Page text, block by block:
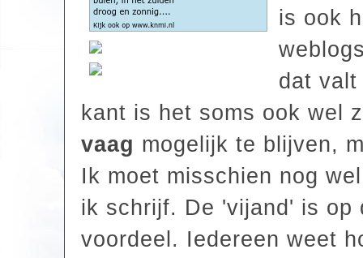
is ook
dat valt
kant is het soms ook wel
vaag mogelijk te blijven,
Ik moet misschien nog
ik schrijf. De 'vijand' is op
voordeel. Iedereen weet